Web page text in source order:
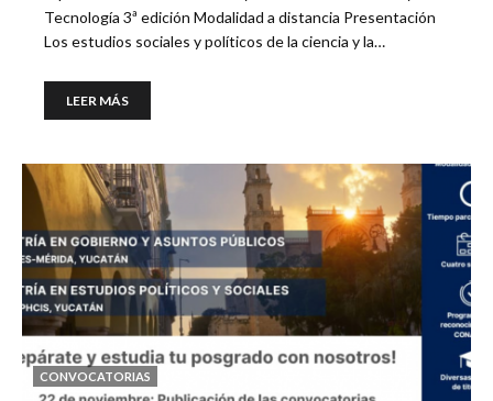
Tecnología 3ª edición Modalidad a distancia Presentación
Los estudios sociales y políticos de la ciencia y la…
LEER MÁS
CONVOCATORIAS